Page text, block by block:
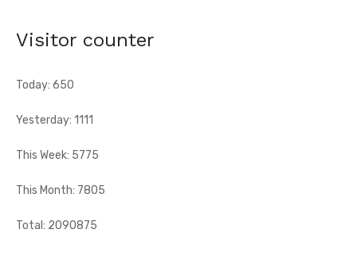
[Fratmat.info] À l'occasion de la célébration du 66e
préfet de Tougbo, dans ...
Visitor counter
Today: 650
Yesterday: 1111
This Week: 5775
This Month: 7805
Total: 2090875